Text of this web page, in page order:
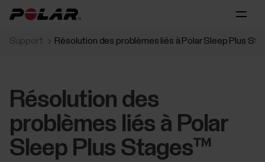
Support Résolution des problèmes liés à Polar Sleep Plus
Résolution des
problèmes liés à Polar
Sleep Plus Stages™